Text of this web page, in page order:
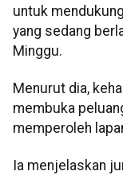
untuk
yang sedang
Minggu.
Menurut dia,
membuka
memperoleh
Ia menjelaskan